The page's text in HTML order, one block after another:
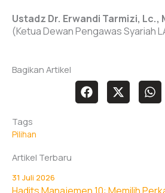
Ustadz Dr. Erwandi Tarmizi, Lc.,
(Ketua Dewan Pengawas Syariah
Bagikan Artikel
Tags
Pilihan
Artikel Terbaru
31 Juli 2026